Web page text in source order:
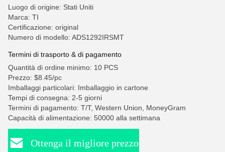
Luogo di origine: Stati Uniti
Marca: TI
Certificazione: original
Numero di modello: ADS1292IRSMT
Termini di trasporto & di pagamento
Quantità di ordine minimo: 10 PCS
Prezzo: $8.45/pc
Imballaggi particolari: Imballaggio in cartone
Tempi di consegna: 2-5 giorni
Termini di pagamento: T/T, Western Union, MoneyGram
Capacità di alimentazione: 50000 alla settimana
Ottenga il migliore prezzo